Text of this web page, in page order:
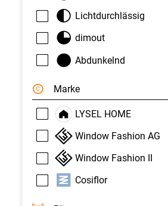
Lichtdurchlässig
dimout
Abdunkelnd
Marke
LYSEL HOME
Window Fashion AG
Window Fashion II
Cosiflor